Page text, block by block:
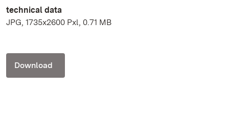
technical data
JPG, 1735x2600 Pxl, 0.71 MB
Download